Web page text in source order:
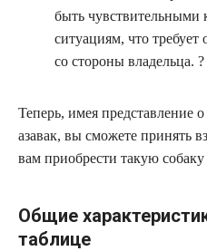
быть чувствительными
ситуациям, что
со стороны владельца. ?
Теперь, имея представление
азавак, вы сможете принять
вам приобрести такую собаку
Общие
таблице